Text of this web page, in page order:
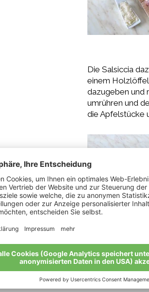
Die Salsiccia
einem
dazugeben und
umrühren und
die Apfelstücke
Nach Belieben
lassen. Dabei